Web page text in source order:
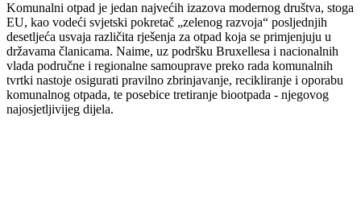
Komunalni otpad je jedan najvećih izazova modernog društva, stoga
EU, kao vodeći svjetski pokretač „zelenog razvoja“ posljednjih
desetljeća usvaja različita rješenja za otpad koja se primjenjuju u
državama članicama. Naime, uz podršku Bruxellesa i nacionalnih
vlada područne i regionalne samouprave preko rada komunalnih
tvrtki nastoje osigurati pravilno zbrinjavanje, recikliranje i oporabu
komunalnog otpada, te posebice tretiranje biootpada - njegovog
najosjetljivijeg dijela.